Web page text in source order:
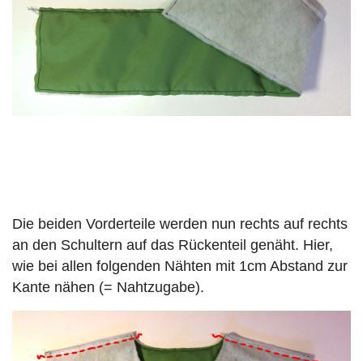
Die beiden Vorderteile werden nun rechts auf rechts
an den Schultern auf das Rückenteil genäht. Hier,
wie bei allen folgenden Nähten mit 1cm Abstand zur
Kante nähen (= Nahtzugabe).